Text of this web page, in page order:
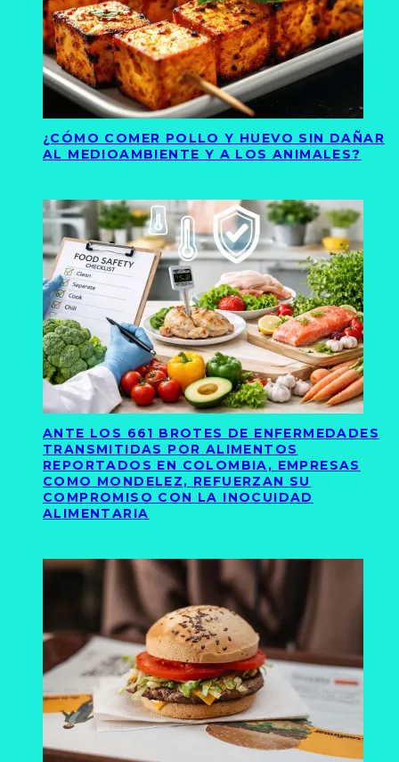
¿CÓMO COMER POLLO Y HUEVO SIN DAÑAR
AL MEDIOAMBIENTE Y A LOS ANIMALES?
ANTE LOS 661 BROTES DE ENFERMEDADES
TRANSMITIDAS POR ALIMENTOS
REPORTADOS EN COLOMBIA, EMPRESAS
COMO MONDELEZ, REFUERZAN SU
COMPROMISO CON LA INOCUIDAD
ALIMENTARIA